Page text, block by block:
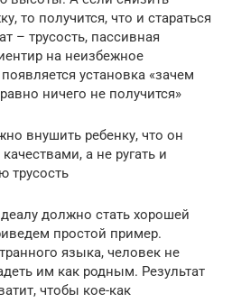
то получится, что и стараться
– трусость, пассивная
на неизбежное
установка «зачем
ничего не получится»
внушить ребенку, что он
а не ругать и
трусость
должно стать хорошей
простой пример.
языка, человек не
им как родным. Результат
чтобы кое-как